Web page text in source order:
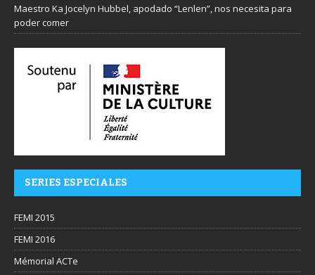
Maestro Ka Jocelyn Hubbel, apodado “Lenlen”, nos necesita para
poder comer
SERIES ESPECIALES
FEMI 2015
FEMI 2016
Mémorial ACTe